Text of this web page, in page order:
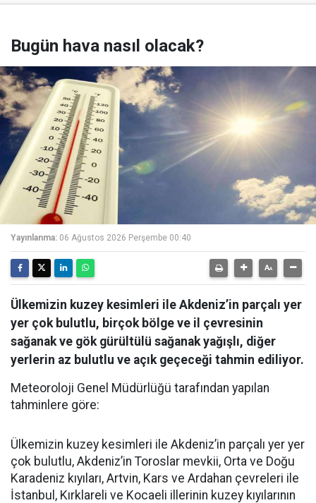
Bugün hava nasıl olacak?
Yayınlanma: 06 Ağustos 2026 Perşembe 00:40
Ülkemizin kuzey kesimleri ile Akdeniz’in parçalı yer
yer çok bulutlu, birçok bölge ve il çevresinin
sağanak ve gök gürültülü sağanak yağışlı, diğer
yerlerin az bulutlu ve açık geçeceği tahmin ediliyor.
Meteoroloji Genel Müdürlüğü tarafından yapılan
tahminlere göre:
Ülkemizin kuzey kesimleri ile Akdeniz’in parçalı yer yer
çok bulutlu, Akdeniz’in Toroslar mevkii, Orta ve Doğu
Karadeniz kıyıları, Artvin, Kars ve Ardahan çevreleri ile
İstanbul, Kırklareli ve Kocaeli illerinin kuzey kıyılarının